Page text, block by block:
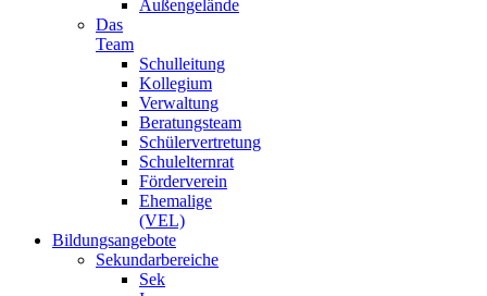
Außengelände
Das
Team
Schulleitung
Kollegium
Verwaltung
Beratungsteam
Schülervertretung
Schulelternrat
Förderverein
Ehemalige
(VEL)
Bildungsangebote
Sekundarbereiche
Sek